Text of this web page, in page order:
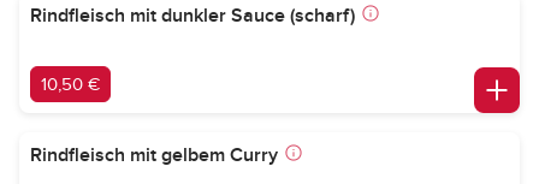
Rindfleisch mit dunkler Sauce (scharf)
10,50 €
Rindfleisch mit gelbem Curry